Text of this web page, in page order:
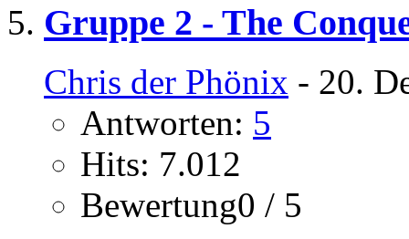
Gruppe 2 - The
Chris der Phönix - 20.
Antworten: 5
Hits: 7.012
Bewertung0 / 5